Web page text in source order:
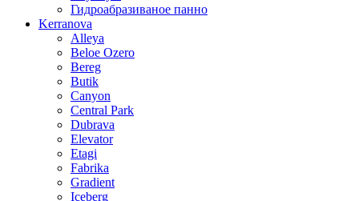
Гидроабразиваное панно
Kerranova
Alleya
Beloe Ozero
Bereg
Butik
Canyon
Central Park
Dubrava
Elevator
Etagi
Fabrika
Gradient
Iceberg